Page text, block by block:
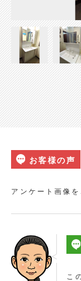
お客様の声
アンケート画像を
こ